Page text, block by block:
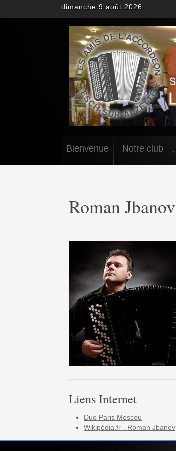
dimanche 9 août 2026
Bienvenue Notre club
Roman Jbanov
Liens Internet
Duo Paris Moscou
Wikipédia.fr - Roman Jbanov